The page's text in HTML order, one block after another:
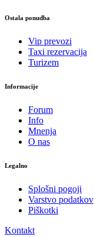
Ostala ponudba
Vip prevozi
Taxi rezervacija
Turizem
Informacije
Forum
Info
Mnenja
O nas
Legalno
Splošni pogoji
Varstvo podatkov
Piškotki
Kontakt